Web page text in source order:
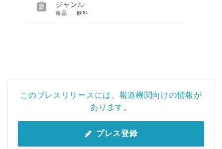
 ジャンル
食品 飲料
このプレスリリースには、報道機関向けの情報が
あります。
プレス登録